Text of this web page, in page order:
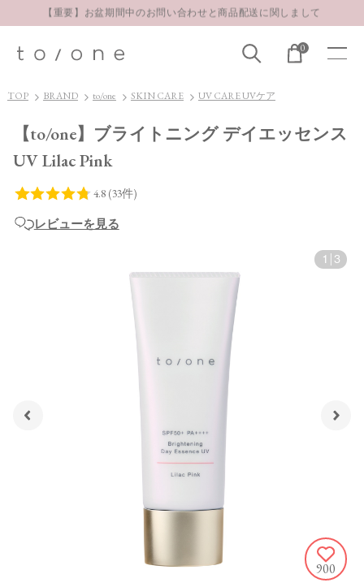
お得な定期購入コースはこちら
LINE お友達登録 500円OFFクーポンプレゼント
LINE お友達登録 500円OFFクーポンプレゼント
0
TOP BRAND to/one SKIN CARE UV CARE UVケア
【to/one】ブライトニング デイエッセンス
UV Lilac Pink
レビューを見る
1 3
900